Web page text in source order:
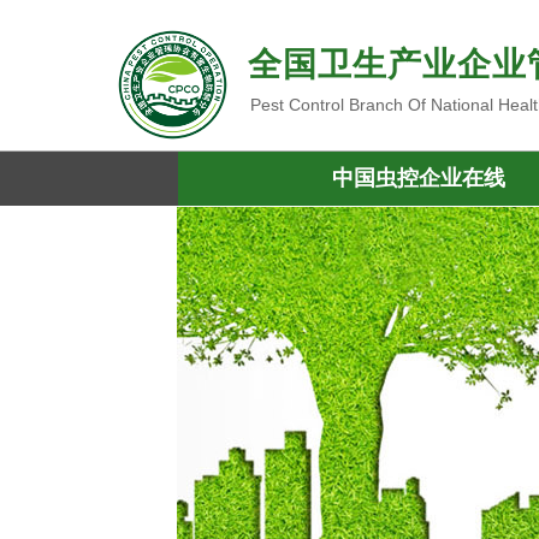
全国卫生产业企
Pest Control Branch Of National
中国虫控企业在线